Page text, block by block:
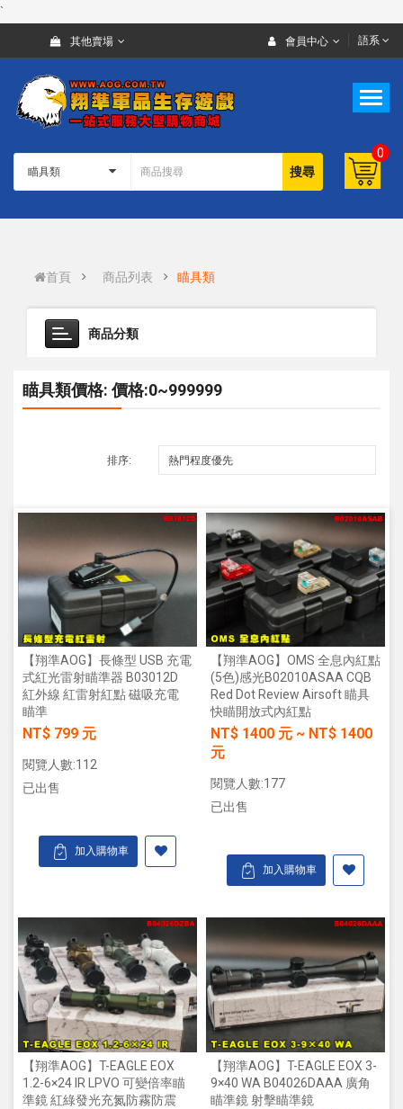
`
其他賣場 會員中心 語系
搜尋
0
首頁 商品列表 瞄具類
商品分類
瞄具類價格: 價格:0~999999
排序:
【翔準AOG】長條型 USB 充電
式紅光雷射瞄準器 B03012D
紅外線 紅雷射紅點 磁吸充電
瞄準
NT$ 799 元
閱覽人數:112
已出售
加入購物車
【翔準AOG】OMS 全息內紅點
(5色)感光B02010ASAA CQB
Red Dot Review Airsoft 瞄具
快瞄開放式內紅點
NT$ 1400 元 ~ NT$ 1400
元
閱覽人數:177
已出售
加入購物車
【翔準AOG】T-EAGLE EOX
1.2-6×24 IR LPVO 可變倍率瞄
準鏡 紅綠發光充氮防霧防震
【翔準AOG】T-EAGLE EOX 3-
9×40 WA B04026DAAA 廣角
瞄準鏡 射擊瞄準鏡